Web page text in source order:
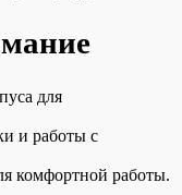
для
и работы с
комфортной работы.